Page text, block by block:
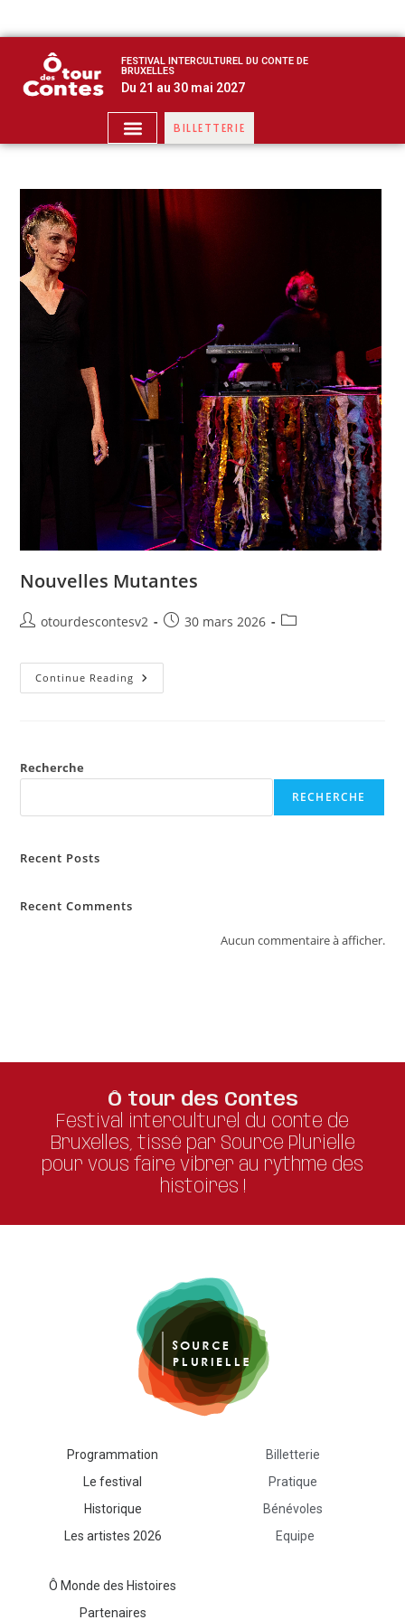
FESTIVAL INTERCULTUREL DU CONTE DE
BRUXELLES
Du 21 au 30 mai 2027
BILLETTERIE
Nouvelles Mutantes
otourdescontesv2 30 mars 2026
Continue Reading
Recherche
RECHERCHE
Recent Posts
Recent Comments
Aucun commentaire à afficher.
Ô tour des Contes
Festival interculturel du conte de
Bruxelles, tissé par Source Plurielle
pour vous faire vibrer au rythme des
histoires !
Programmation
Le festival
Historique
Les artistes 2026
Billetterie
Pratique
Bénévoles
Equipe
Ô Monde des Histoires
Partenaires